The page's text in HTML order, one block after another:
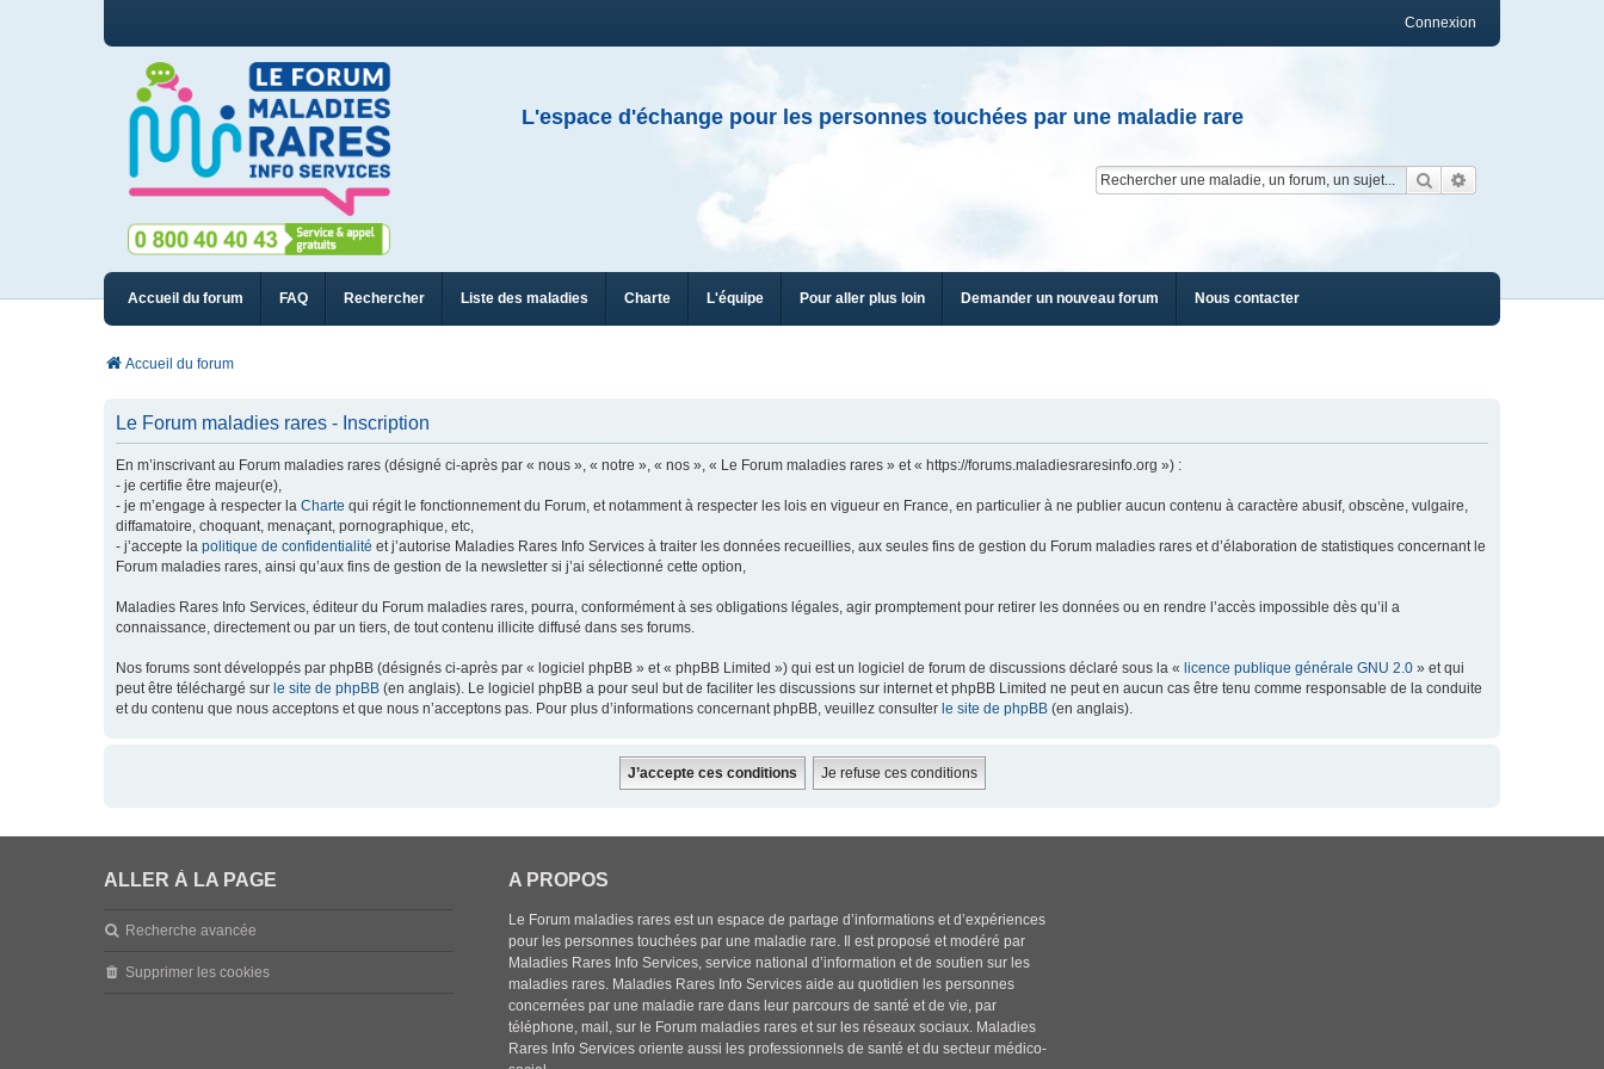
Connexion
L'espace d'échange pour les personnes touchées par une maladie rare
Rechercher
Accueil du forum FAQ Rechercher Liste des maladies Charte L'équipe Pour aller plus loin Demander un nouveau forum Nous contacter
Accueil du forum
Le Forum maladies rares - Inscription
En m’inscrivant au Forum maladies rares (désigné ci-après par « nous », « notre », « nos », « Le Forum maladies rares » et « https://forums.maladiesraresinfo.org ») :
- je certifie être majeur(e),
- je m’engage à respecter la Charte qui régit le fonctionnement du Forum, et notamment à respecter les lois en vigueur en France, en particulier à ne publier aucun contenu à caractère abusif, obscène, vulgaire,
diffamatoire, choquant, menaçant, pornographique, etc,
- j’accepte la politique de confidentialité et j’autorise Maladies Rares Info Services à traiter les données recueillies, aux seules fins de gestion du Forum maladies rares et d’élaboration de statistiques concernant le
Forum maladies rares, ainsi qu’aux fins de gestion de la newsletter si j’ai sélectionné cette option,
Maladies Rares Info Services, éditeur du Forum maladies rares, pourra, conformément à ses obligations légales, agir promptement pour retirer les données ou en rendre l’accès impossible dès qu’il a
connaissance, directement ou par un tiers, de tout contenu illicite diffusé dans ses forums.
Nos forums sont développés par phpBB (désignés ci-après par « logiciel phpBB » et « phpBB Limited ») qui est un logiciel de forum de discussions déclaré sous la « licence publique générale GNU 2.0 » et qui
peut être téléchargé sur le site de phpBB (en anglais). Le logiciel phpBB a pour seul but de faciliter les discussions sur internet et phpBB Limited ne peut en aucun cas être tenu comme responsable de la conduite
et du contenu que nous acceptons et que nous n’acceptons pas. Pour plus d’informations concernant phpBB, veuillez consulter le site de phpBB (en anglais).
ALLER À LA PAGE
Recherche avancée
Supprimer les cookies
A PROPOS
Le Forum maladies rares est un espace de partage d’informations et d’expériences
pour les personnes touchées par une maladie rare. Il est proposé et modéré par
Maladies Rares Info Services, service national d’information et de soutien sur les
maladies rares. Maladies Rares Info Services aide au quotidien les personnes
concernées par une maladie rare dans leur parcours de santé et de vie, par
téléphone, mail, sur le Forum maladies rares et sur les réseaux sociaux. Maladies
Rares Info Services oriente aussi les professionnels de santé et du secteur médico-